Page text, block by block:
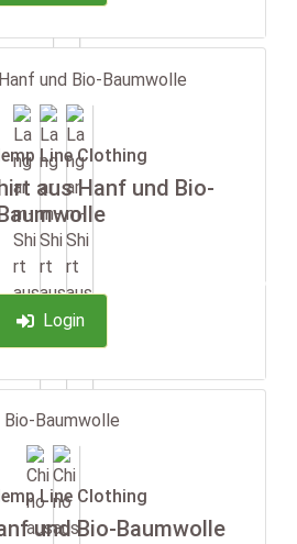
Line Clothing
aus Hanf und Bio-
Login
-35%
Line Clothing
und Bio-Baumwolle